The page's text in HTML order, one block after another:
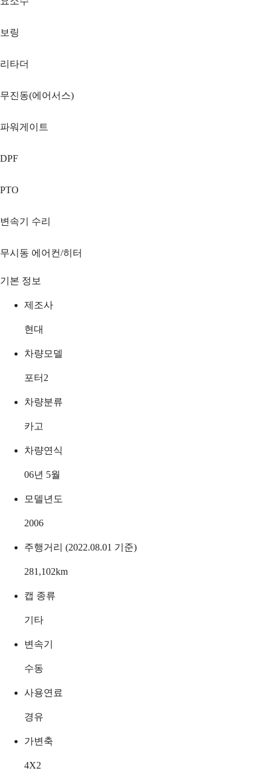
보링
리타더
무진동(에어서스)
파워게이트
DPF
PTO
변속기 수리
무시동 에어컨/히터
기본 정보
제조사
현대
차량모델
포터2
차량분류
카고
차량연식
06년 5월
모델년도
2006
주행거리 (2022.08.01 기준)
281,102km
캡 종류
기타
변속기
수동
사용연료
경유
가변축
4X2